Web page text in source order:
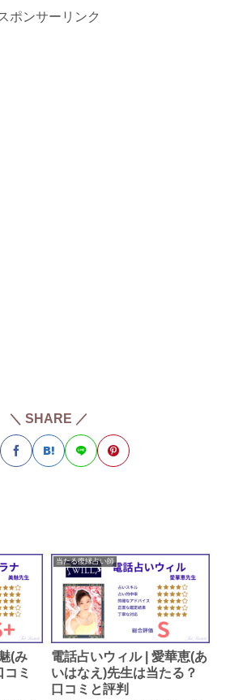
ポンサーリンク
＼ SHARE ／
(み
ミ
当たる復縁占い師
電話占いウィル | 愛華恵(あ
いはなえ)先生は当たる？
口コミと評判